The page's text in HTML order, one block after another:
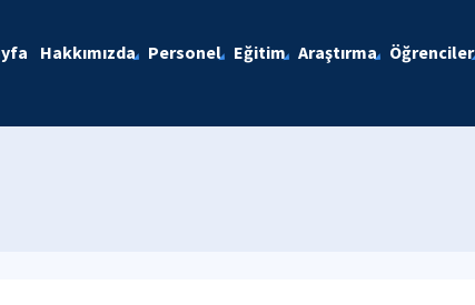
Hakkımızda Personel Eğitim Araştırma Öğrenciler